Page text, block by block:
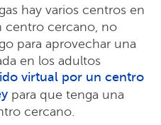
hay varios centros en
centro cercano, no
para aprovechar una
en los adultos
virtual por un centro
para que tenga una
cercano.